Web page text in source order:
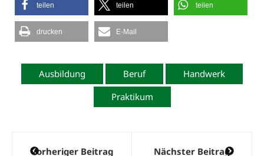
teilen teilen teilen
drucken E-Mail
Ausbildung Beruf
Handwerk
Praktikum
Beitragsnavigation
Vorheriger Beitrag Nächster Beitrag